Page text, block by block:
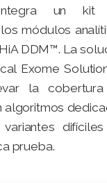
integra un kit
módulos
DDM™. La
Exome
la
algoritmos
prueba.